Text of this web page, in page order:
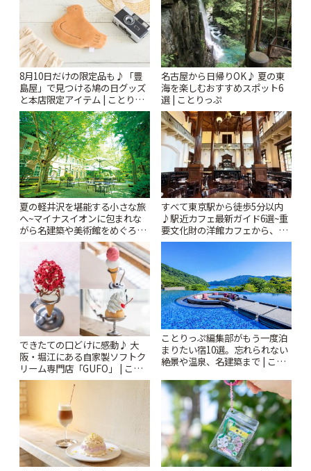
8月10日だけの限定品も♪「豊
島屋」で見つける鳩の日グッズ
と本店限定アイテム | ことりっ
ぷ
名古屋から日帰りOK♪ 夏の東
海を楽しむおすすめスポット6
選 | ことりっぷ
夏の軽井沢を堪能する小さな旅
へ~マイナスイオンに包まれな
がら名建築や美術館をめぐろう
~ | ことりっぷ
すべて東京駅から徒歩5分以内
♪駅近カフェ最新ガイド6選~重
要文化財の洋館カフェから、改
札すぐのレトロ喫茶まで~ | こと
できたての口どけに感動♪ 大
阪・堀江にある自家製ソフトク
リーム専門店「GUFO」 | こと
りっぷ
ことりっぷ編集部がもう一度泊
まりたい宿10選。忘れられない
絶景や温泉、名建築まで | こと